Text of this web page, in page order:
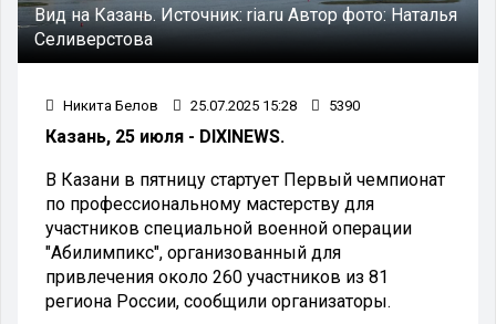
Вид на Казань.Источник:ria.ruАвтор фото:Наталья
Селиверстова
Никита Белов 25.07.2025 15:28 5390
Казань, 25 июля - DIXINEWS.
В Казани в пятницу стартует Первый чемпионат
по профессиональному мастерству для
участников специальной военной операции
"Абилимпикс", организованный для
привлечения около 260 участников из 81
региона России, сообщили организаторы.